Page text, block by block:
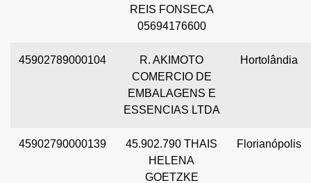
REIS FONSECA
05694176600
45902789000104
R. AKIMOTO
COMERCIO DE
EMBALAGENS E
ESSENCIAS LTDA
Hortolândia
45902790000139
45.902.790 THAIS
HELENA
GOETZKE
Florianópolis